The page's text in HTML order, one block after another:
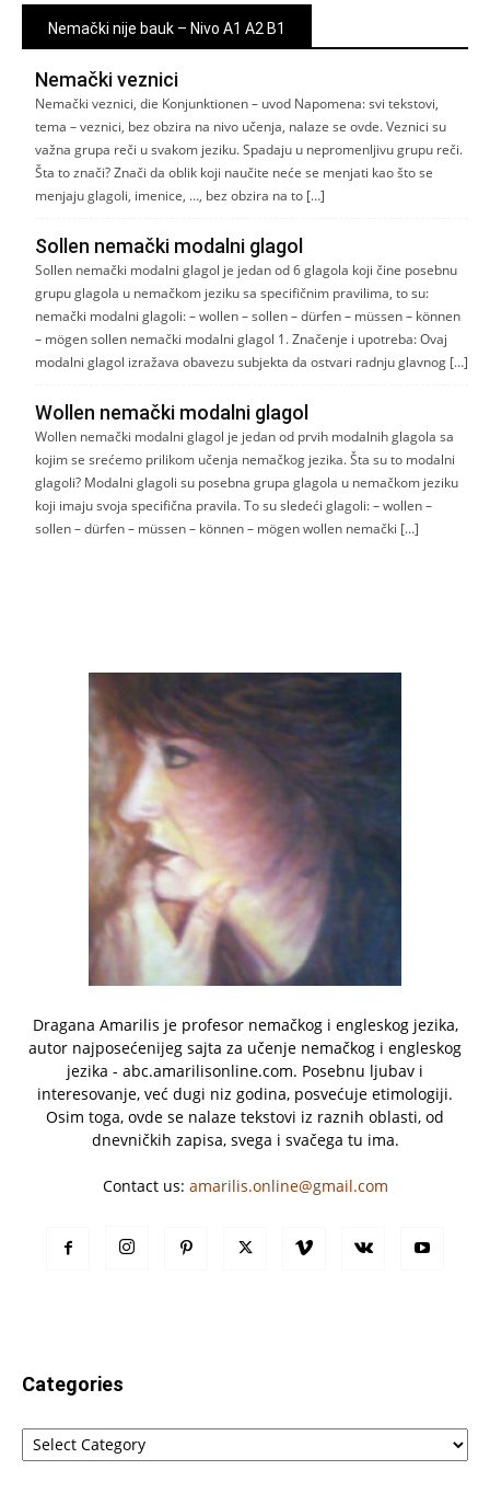
Nemački nije bauk – Nivo A1 A2 B1
Nemački veznici
Nemački veznici, die Konjunktionen – uvod Napomena: svi tekstovi,
tema – veznici, bez obzira na nivo učenja, nalaze se ovde. Veznici su
važna grupa reči u svakom jeziku. Spadaju u nepromenljivu grupu reči.
Šta to znači? Znači da oblik koji naučite neće se menjati kao što se
menjaju glagoli, imenice, …, bez obzira na to […]
Sollen nemački modalni glagol
Sollen nemački modalni glagol je jedan od 6 glagola koji čine posebnu
grupu glagola u nemačkom jeziku sa specifičnim pravilima, to su:
nemački modalni glagoli: – wollen – sollen – dürfen – müssen – können
– mögen sollen nemački modalni glagol 1. Značenje i upotreba: Ovaj
modalni glagol izražava obavezu subjekta da ostvari radnju glavnog […]
Wollen nemački modalni glagol
Wollen nemački modalni glagol je jedan od prvih modalnih glagola sa
kojim se srećemo prilikom učenja nemačkog jezika. Šta su to modalni
glagoli? Modalni glagoli su posebna grupa glagola u nemačkom jeziku
koji imaju svoja specifična pravila. To su sledeći glagoli: – wollen –
sollen – dürfen – müssen – können – mögen wollen nemački […]
Dragana Amarilis je profesor nemačkog i engleskog jezika,
autor najposećenijeg sajta za učenje nemačkog i engleskog
jezika - abc.amarilisonline.com. Posebnu ljubav i
interesovanje, već dugi niz godina, posvećuje etimologiji.
Osim toga, ovde se nalaze tekstovi iz raznih oblasti, od
dnevničkih zapisa, svega i svačega tu ima.
Contact us: amarilis.online@gmail.com
Categories
Categories